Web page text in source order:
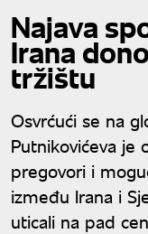
Najava
Irana
tržištu
Osvrćući se na
Putnikovićeva je
pregovori i
između Irana i
uticali na pad